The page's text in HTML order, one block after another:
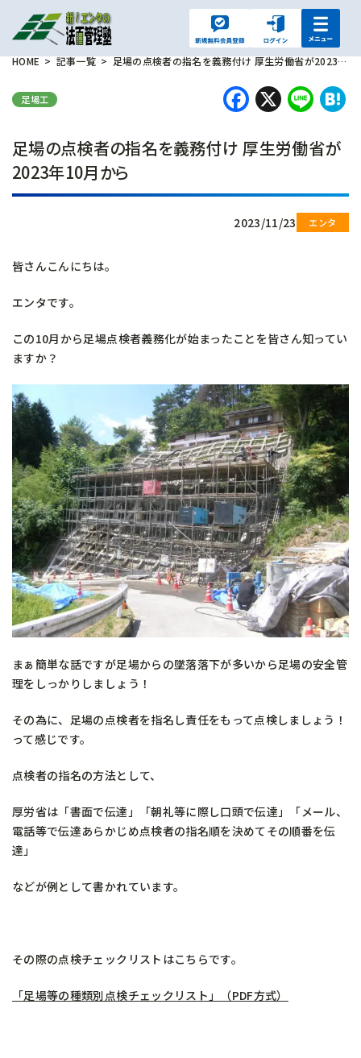
HOME 記事一覧 足場の点検者の指名を義務付け 厚生労働省が2023年10月から
足場工 X
足場の点検者の指名を義務付け 厚生労働省が
2023年10月から
2023/11/23
皆さんこんにちは。
エンタです。
この10月から足場点検者義務化が始まったことを皆さん知ってい
ますか？
まぁ簡単な話ですが足場からの墜落落下が多いから足場の安全管
理をしっかりしましょう！
その為に、足場の点検者を指名し責任をもって点検しましょう！
って感じです。
点検者の指名の方法として、
厚労省は「書面で伝達」「朝礼等に際し口頭で伝達」「メール、
電話等で伝達あらかじめ点検者の指名順を決めてその順番を伝
達」
などが例として書かれています。
その際の点検チェックリストはこちらです。
「足場等の種類別点検チェックリスト」（PDF方式）